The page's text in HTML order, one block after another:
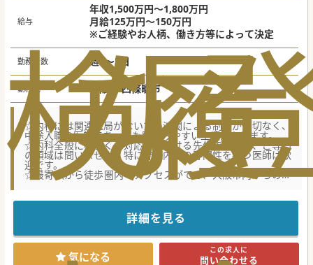
検
な
履
給与
年収1,500万円～1,800万円
月給125万円～150万円
※ご経験やお人柄、働き方等によって決定
勤務日数 週4～5日
勤務地 大阪府 四條畷市
☆内科には関連医局がないため派閥による制約が一切なく、
中途入職の医師であっても馴染みやすい土壌があります。
☆内科全般に幅広くご対応いただける先生でしたら、ご専門
の領域は問いません。特に神経内科の専門性を持つ医師は歓
迎です。
☆最寄駅から徒歩圏内でアクセスができ、大阪市内からの通
勤も便利です
【職場環境と雰囲気】
■人望が厚く温厚な副院長や人望のある部長が在籍し、他ス
タッフとの雑談も盛んで非常に風通しが良い環境です。
■勤続約20年で人当たりの良い採用担当者が在籍しており、
面接時にも同席して緊密なサポートを行うため安心です。
■女性医師であれば週4日勤務の相談も柔軟に対応可能であ
詳細を見る
気になる この求人に
問い合わせる